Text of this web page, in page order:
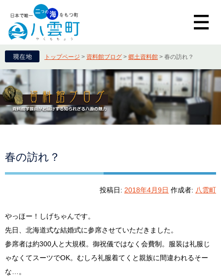
トップページ > 資料館ブログ > 郷土資料館 > 春の訪れ？
春の訪れ？
投稿日: 2018年4月9日 作成者: 八雲町
やっほー！しげちゃんです。
先日、北海道式な結婚式に参席させていただきました。
参席者は約300人と大規模。御祝儀ではなく会費制。服装は礼服じ
ゃなくてスーツでOK。むしろ礼服着てくと親族に間違われるそー
な…。